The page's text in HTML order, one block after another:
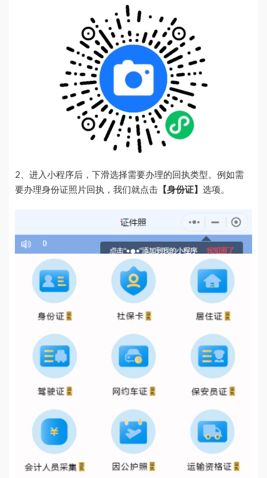
2、进入小程序后，下滑选择需要办理的回执类型。例如需
要办理身份证照片回执，我们就点击 【身份证】 选项。